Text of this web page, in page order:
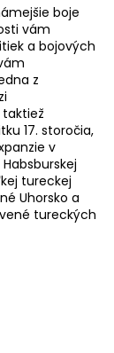
boje
vám
a bojových
z
17. storočia,
v
tureckej
Uhorsko a
tureckých